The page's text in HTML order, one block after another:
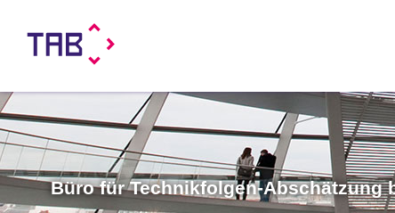
Büro für Technikfolgen-Abschätzung